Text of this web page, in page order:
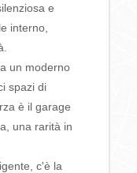
e
interno,
un moderno
spazi di
è il garage
una rarità in
c'è la